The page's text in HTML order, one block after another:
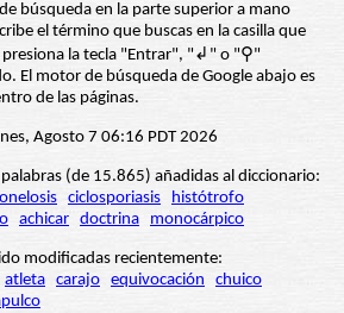
búsqueda en la parte superior a mano
el término que buscas en la casilla que
presiona la tecla "Entrar", "↲" o "⚲"
El motor de búsqueda de Google abajo es
de las páginas.
Agosto 7 06:16 PDT 2026
(de 15.865) añadidas al diccionario:
ciclosporiasis
histótrofo
achicar doctrina monocárpico
modificadas recientemente:
atleta carajo equivocación
chuico